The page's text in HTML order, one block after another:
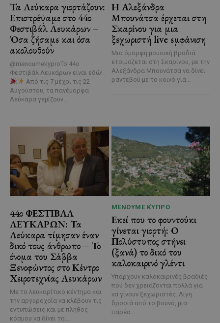
Τα Λεύκαρα γιορτάζουν:
Επιστρέψαμε στο 44ο
Φεστιβάλ Λευκάρων –
Όσα ζήσαμε και όσα
ακολουθούν
@menoumekyproΤο 44ο
Φεστιβάλ Λευκάρων είναι εδώ!
Από τις 7 μέχρι τις 22
Αυγούστου, τα πανέμορφα
Λεύκαρα γεμίζουν...
Η Αλεξάνδρα
Μπουνάτσα έρχεται στη
Σκαρίνου για μια
ξεχωριστή live εμφάνιση
Μια όμορφη μουσική βραδιά
ετοιμάζεται στη Σκαρίνου, με την
Αλεξάνδρα Μπουνάτσα να δίνει
ραντεβού με το κοινό για...
44ο ΦΕΣΤΙΒΑΛ
ΛΕΥΚΑΡΩΝ: Τα
Λεύκαρα τίμησαν έναν
δικό τους άνθρωπο – Το
όνομα του Σάββα
Ξενοφώντος στο Κέντρο
Χειροτεχνίας Λευκάρων
Με το λευκαρίτικο κέντημα και
την αργυροχοΐα να κλέβουν τις
εντυπώσεις και με πλήθος
κόσμου να δίνει το...
ΜΈΝΟΥΜΕ ΚΎΠΡΟ
Εκεί που το φουντούκι
γίνεται γιορτή: Ο
Πολύστυπος στήνει
(ξανά) το δικό του
καλοκαιρινό γλέντι
Υπάρχουν καλοκαιρινές βραδιές
που δεν χρειάζονται πολλά για
να γίνουν ξεχωριστές. Λίγη
δροσιά από το βουνό, μια
παρέα...